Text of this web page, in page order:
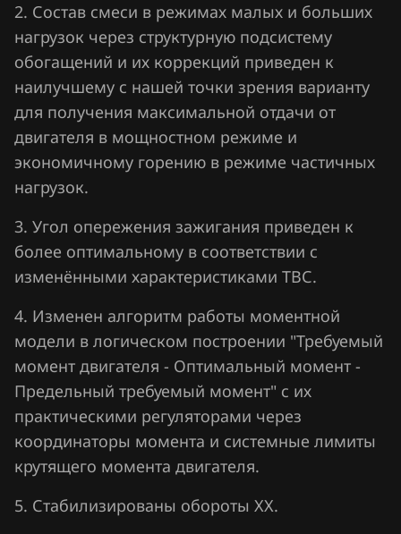
GMC
Great Wall
Groz
Haima
Haval
Hawtai
Honda
Hongqi
Hummer
Hyundai
Infiniti
Iran Khodro
Isuzu
Iveco
2. Состав смеси в режимах малых и больших
нагрузок через структурную подсистему
обогащений и их коррекций приведен к
наилучшему с нашей точки зрения варианту
для получения максимальной отдачи от
двигателя в мощностном режиме и
экономичному горению в режиме частичных
нагрузок.
3. Угол опережения зажигания приведен к
более оптимальному в соответствии с
изменёнными характеристиками ТВС.
4. Изменен алгоритм работы моментной
модели в логическом построении "Требуемый
момент двигателя - Оптимальный момент -
Предельный требуемый момент" с их
практическими регуляторами через
координаторы момента и системные лимиты
крутящего момента двигателя.
5. Стабилизированы обороты ХХ.